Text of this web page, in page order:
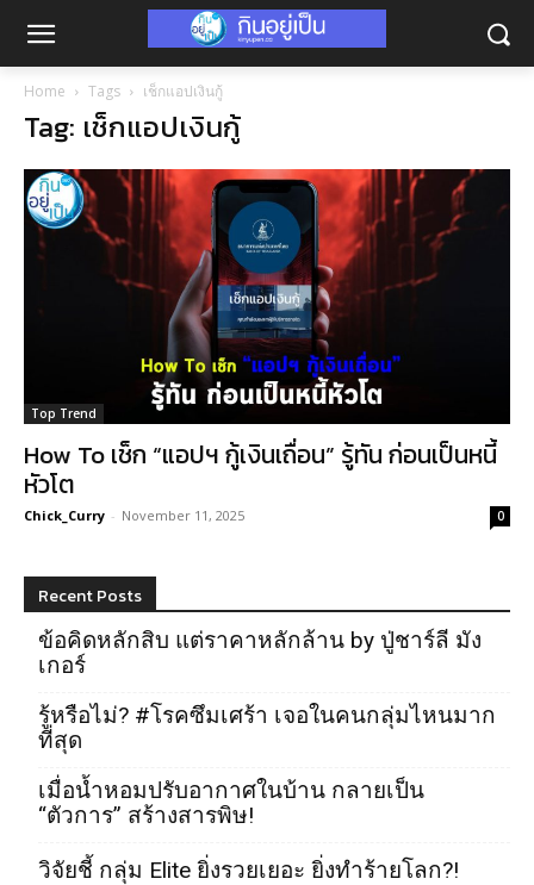
Home Tags เช็กแอปเงินกู้
Tag: เช็กแอปเงินกู้
Top Trend
How To เช็ก “แอปฯ กู้เงินเถื่อน” รู้ทัน ก่อนเป็นหนี้
หัวโต
Chick_Curry - November 11, 2025 0
Recent Posts
ข้อคิดหลักสิบ แต่ราคาหลักล้าน by ปู่ชาร์ลี มัง
เกอร์
รู้หรือไม่? #โรคซึมเศร้า เจอในคนกลุ่มไหนมาก
ที่สุด
เมื่อน้ำหอมปรับอากาศในบ้าน กลายเป็น
“ตัวการ” สร้างสารพิษ!
วิจัยชี้ กลุ่ม Elite ยิ่งรวยเยอะ ยิ่งทำร้ายโลก?!